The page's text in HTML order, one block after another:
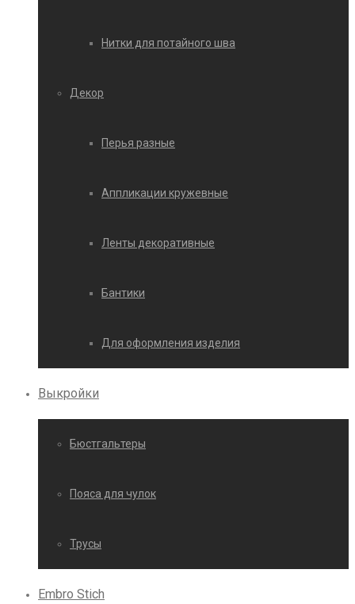
Нитки для потайного шва
Декор
Перья разные
Аппликации кружевные
Ленты декоративные
Бантики
Для оформления изделия
Выкройки
Бюстгальтеры
Пояса для чулок
Трусы
Embro Stich